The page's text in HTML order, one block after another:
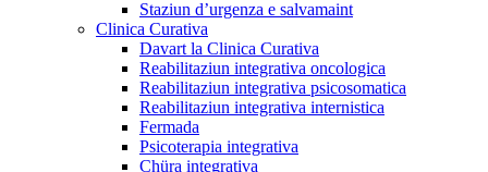
Staziun d’urgenza e salvamaint
Clinica Curativa
Davart la Clinica Curativa
Reabilitaziun integrativa oncologica
Reabilitaziun integrativa psicosomatica
Reabilitaziun integrativa internistica
Fermada
Psicoterapia integrativa
Chüra integrativa